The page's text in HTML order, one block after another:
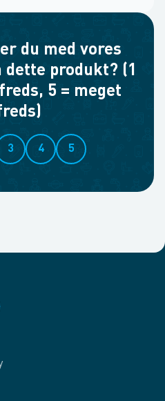
du med vores
produkt? (1
5 = meget
3 4 5